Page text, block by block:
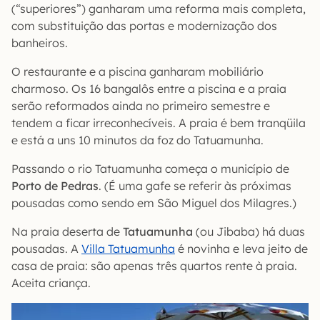
(“superiores”) ganharam uma reforma mais completa,
com substituição das portas e modernização dos
banheiros.
O restaurante e a piscina ganharam mobiliário
charmoso. Os 16 bangalôs entre a piscina e a praia
serão reformados ainda no primeiro semestre e
tendem a ficar irreconhecíveis. A praia é bem tranqüila
e está a uns 10 minutos da foz do Tatuamunha.
Passando o rio Tatuamunha começa o município de
Porto de Pedras. (É uma gafe se referir às próximas
pousadas como sendo em São Miguel dos Milagres.)
Na praia deserta de Tatuamunha (ou Jibaba) há duas
pousadas. A Villa Tatuamunha é novinha e leva jeito de
casa de praia: são apenas três quartos rente à praia.
Aceita criança.